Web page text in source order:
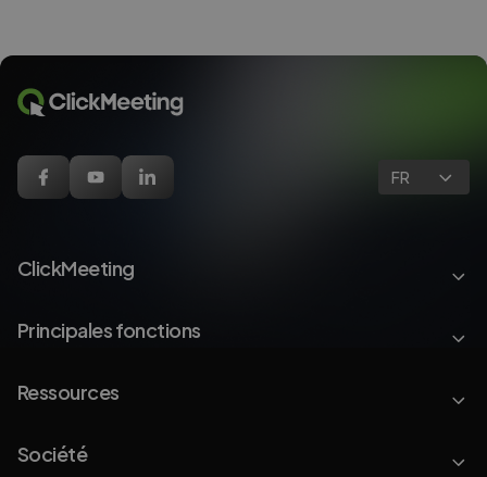
FR
ClickMeeting
Principales fonctions
Ressources
Société